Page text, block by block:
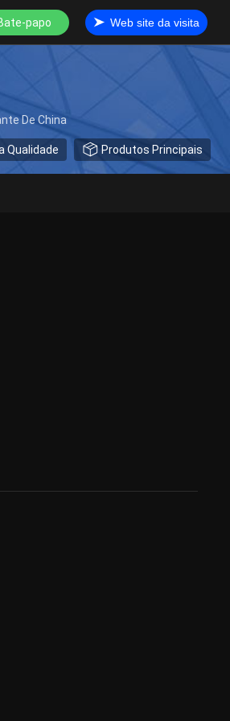
papo Web site da visita
De China
Qualidade Produtos Principais